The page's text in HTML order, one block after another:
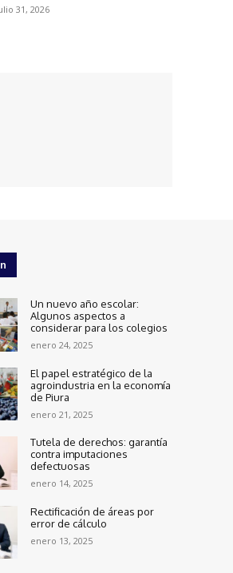
31, 2026
Un nuevo año escolar:
Algunos aspectos a
considerar para los colegios
enero 24, 2025
El papel estratégico de la
agroindustria en la economía
de Piura
enero 21, 2025
Tutela de derechos: garantía
contra imputaciones
defectuosas
enero 14, 2025
Rectificación de áreas por
error de cálculo
enero 13, 2025